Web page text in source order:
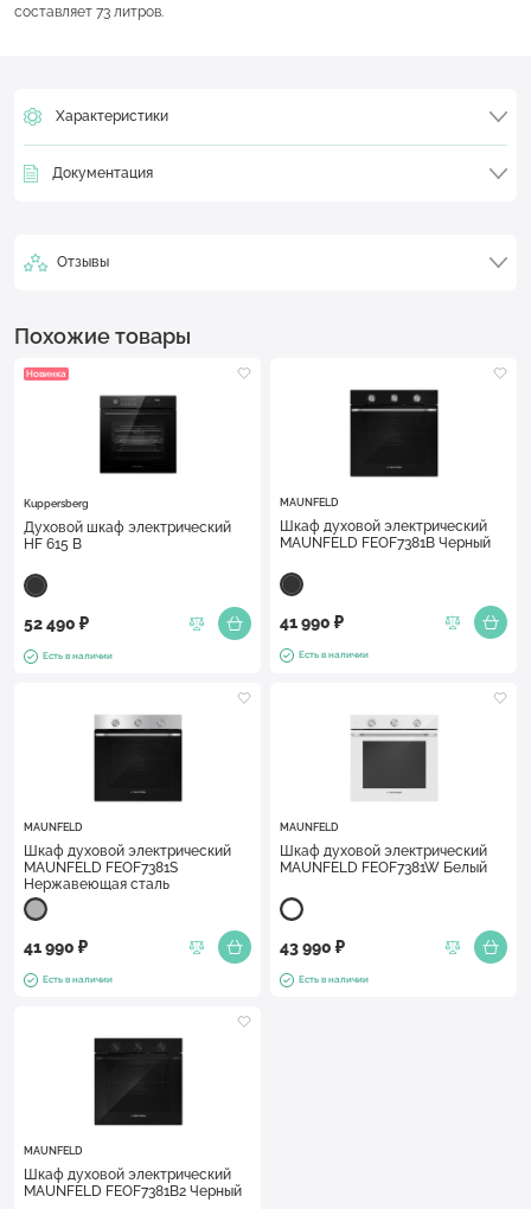
составляет 73 литров.
Характеристики
Документация
Отзывы
Похожие товары
Новинка
Kuppersberg
Духовой шкаф электрический
HF 615 B
52 490 ₽
Есть в наличии
MAUNFELD
Шкаф духовой электрический
MAUNFELD FEOF7381B Черный
41 990 ₽
Есть в наличии
MAUNFELD
Шкаф духовой электрический
MAUNFELD FEOF7381S
Нержавеющая сталь
41 990 ₽
Есть в наличии
MAUNFELD
Шкаф духовой электрический
MAUNFELD FEOF7381W Белый
43 990 ₽
Есть в наличии
MAUNFELD
Шкаф духовой электрический
MAUNFELD FEOF7381B2 Черный